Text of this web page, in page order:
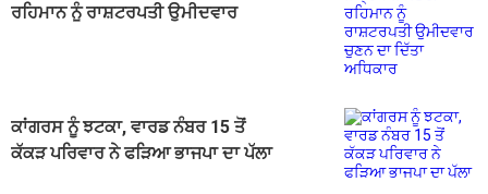
ਰਹਿਮਾਨ ਨੂੰ ਰਾਸ਼ਟਰਪਤੀ ਉਮੀਦਵਾਰ
ਕਾਂਗਰਸ ਨੂੰ ਝਟਕਾ, ਵਾਰਡ ਨੰਬਰ 15 ਤੋਂ
ਕੱਕੜ ਪਰਿਵਾਰ ਨੇ ਫੜਿਆ ਭਾਜਪਾ ਦਾ ਪੱਲਾ